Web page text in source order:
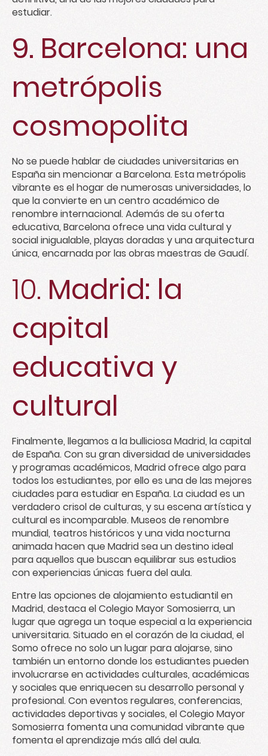
estudiar.
9. Barcelona: una
metrópolis
cosmopolita
No se puede hablar de ciudades universitarias en
España sin mencionar a Barcelona. Esta metrópolis
vibrante es el hogar de numerosas universidades, lo
que la convierte en un centro académico de
renombre internacional. Además de su oferta
educativa, Barcelona ofrece una vida cultural y
social inigualable, playas doradas y una arquitectura
única, encarnada por las obras maestras de Gaudí.
10. Madrid: la
capital
educativa y
cultural
Finalmente, llegamos a la bulliciosa Madrid, la capital
de España. Con su gran diversidad deuniversidades
y programas académicos, Madrid ofrece algo para
todos los estudiantes, por ello es una de las mejores
ciudades para estudiar en España. La ciudad es un
verdadero crisol de culturas, y su escena artística y
cultural es incomparable. Museos de renombre
mundial, teatros históricos y una vida nocturna
animada hacen que Madrid sea un destino ideal
para aquellos que buscan equilibrar sus estudios
con experiencias únicas fuera del aula.
Entre las opciones de alojamiento estudiantil en
Madrid, destaca elColegio Mayor Somosierra, un
lugar que agrega un toque especial a la experiencia
universitaria. Situado en el corazón de la ciudad, el
Somo ofrece no solo un lugar para alojarse, sino
también un entorno donde los estudiantes pueden
involucrarse en actividades culturales, académicas
y sociales que enriquecen su desarrollo personal y
profesional. Con eventos regulares, conferencias,
actividades deportivas y sociales, el Colegio Mayor
Somosierra fomenta una comunidad vibrante que
fomenta el aprendizaje más allá del aula.